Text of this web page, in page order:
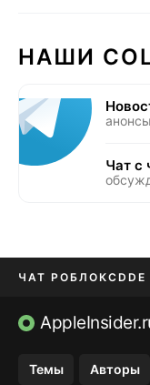
НАШИ
Чат с
ЧАТ РОБЛОКСDDE
OZON БАНК
Темы Авторы